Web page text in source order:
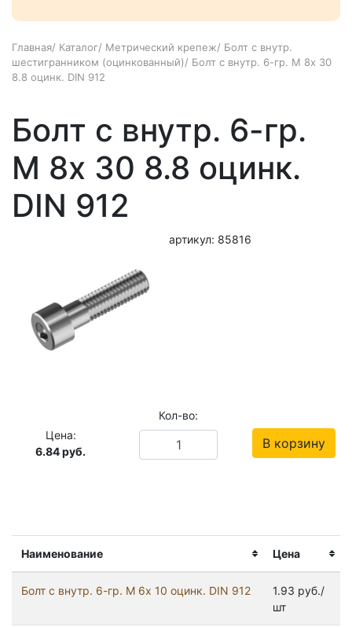
Главная/ Каталог/ Метрический крепеж/ Болт с внутр.
шестигранником (оцинкованный)/ Болт с внутр. 6-гр. М 8х 30
8.8 оцинк. DIN 912
Наименование Цена
Болт с внутр. 6-гр. М 6х 10 оцинк. DIN 912
1.93 руб./
шт
Болт с внутр. 6-гр.
М 8х 30 8.8 оцинк.
DIN 912
артикул: 85816
Цена:
6.84руб.
Кол-во:
В корзину